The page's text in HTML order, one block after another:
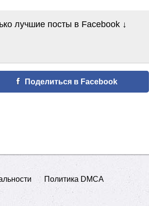
лучшие посты в Facebook ↓
Поделиться в Facebook
Политика DMCA